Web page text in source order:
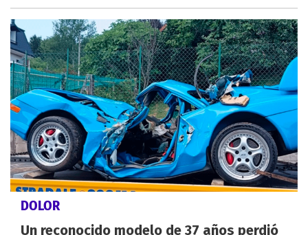
DOLOR
Un reconocido modelo de 37 años perdió